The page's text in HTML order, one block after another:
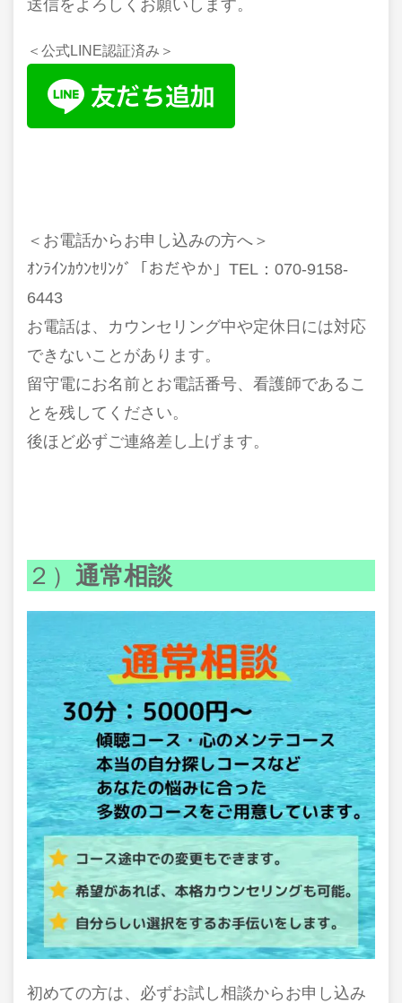
送信をよろしくお願いします。
＜公式LINE認証済み＞
＜お電話からお申し込みの方へ＞
ｵﾝﾗｲﾝｶｳﾝｾﾘﾝｸﾞ「おだやか」TEL：070-9158-
6443
お電話は、カウンセリング中や定休日には対応
できないことがあります。
留守電にお名前とお電話番号、看護師であるこ
とを残してください。
後ほど必ずご連絡差し上げます。
２） 通常相談
初めての方は、必ずお試し相談からお申し込み